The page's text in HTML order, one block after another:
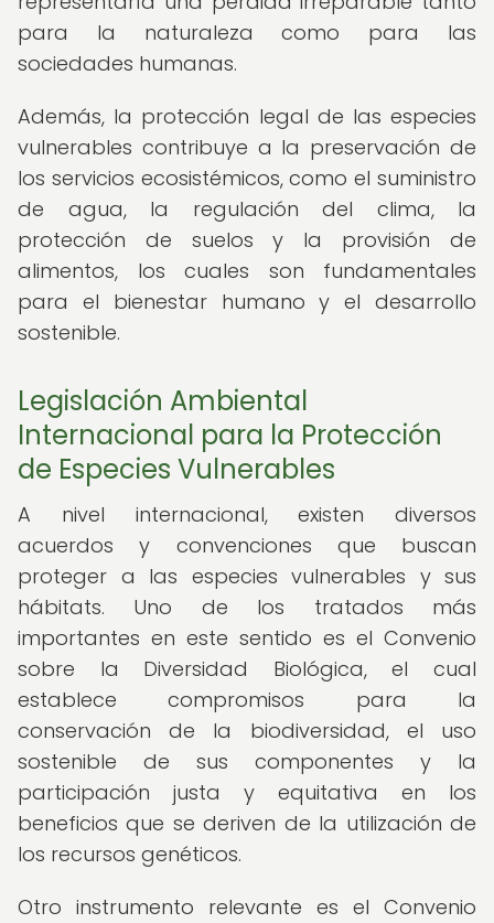
para la naturaleza como para las
sociedades humanas.
Además, la protección legal de las especies
vulnerables contribuye a la preservación de
los servicios ecosistémicos, como el suministro
de agua, la regulación del clima, la
protección de suelos y la provisión de
alimentos, los cuales son fundamentales
para el bienestar humano y el desarrollo
sostenible.
Legislación Ambiental
Internacional para la Protección
de Especies Vulnerables
A nivel internacional, existen diversos
acuerdos y convenciones que buscan
proteger a las especies vulnerables y sus
hábitats. Uno de los tratados más
importantes en este sentido es el Convenio
sobre la Diversidad Biológica, el cual
establece compromisos para la
conservación de la biodiversidad, el uso
sostenible de sus componentes y la
participación justa y equitativa en los
beneficios que se deriven de la utilización de
los recursos genéticos.
Otro instrumento relevante es el Convenio